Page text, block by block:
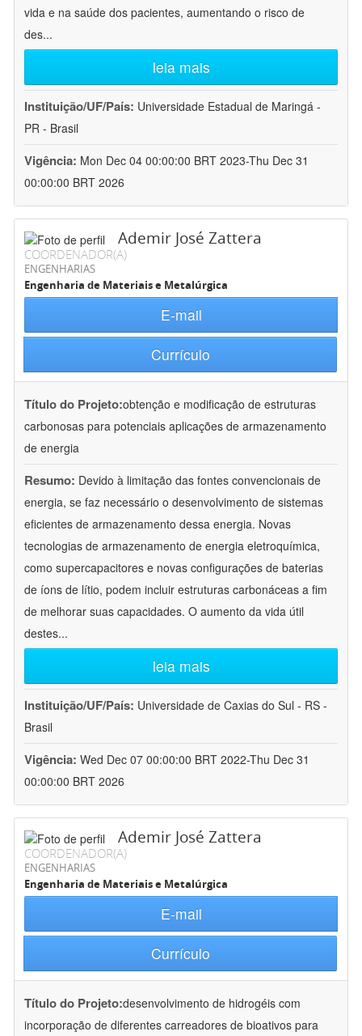
vida e na saúde dos pacientes, aumentando o risco de
des...
leia mais
Instituição/UF/País: Universidade Estadual de Maringá -
PR - Brasil
Vigência: Mon Dec 04 00:00:00 BRT 2023-Thu Dec 31
00:00:00 BRT 2026
Ademir José Zattera
COORDENADOR(A)
ENGENHARIAS
Engenharia de Materiais e Metalúrgica
E-mail
Currículo
Título do Projeto:obtenção e modificação de estruturas
carbonosas para potenciais aplicações de armazenamento
de energia
Resumo: Devido à limitação das fontes convencionais de
energia, se faz necessário o desenvolvimento de sistemas
eficientes de armazenamento dessa energia. Novas
tecnologias de armazenamento de energia eletroquímica,
como supercapacitores e novas configurações de baterias
de íons de lítio, podem incluir estruturas carbonáceas a fim
de melhorar suas capacidades. O aumento da vida útil
destes...
leia mais
Instituição/UF/País: Universidade de Caxias do Sul - RS -
Brasil
Vigência: Wed Dec 07 00:00:00 BRT 2022-Thu Dec 31
00:00:00 BRT 2026
Ademir José Zattera
COORDENADOR(A)
ENGENHARIAS
Engenharia de Materiais e Metalúrgica
E-mail
Currículo
Título do Projeto:desenvolvimento de hidrogéis com
incorporação de diferentes carreadores de bioativos para